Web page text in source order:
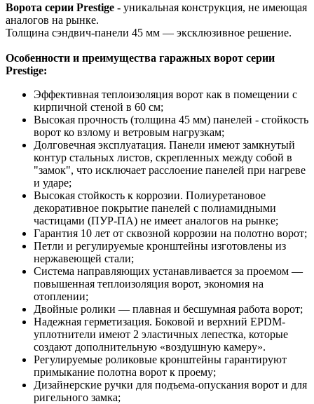
Ворота серии Prestige - уникальная конструкция, не имеющая
аналогов на рынке.
Толщина сэндвич-панели 45 мм — эксклюзивное решение.
Особенности и преимущества гаражных ворот серии
Prestige:
Эффективная теплоизоляция ворот как в помещении с
кирпичной стеной в 60 см;
Высокая прочность (толщина 45 мм) панелей - стойкость
ворот ко взлому и ветровым нагрузкам;
Долговечная эксплуатация. Панели имеют замкнутый
контур стальных листов, скрепленных между собой в
"замок", что исключает расслоение панелей при нагреве
и ударе;
Высокая стойкость к коррозии. Полиуретановое
декоративное покрытие панелей с полиамидными
частицами (ПУР-ПА) не имеет аналогов на рынке;
Гарантия 10 лет от сквозной коррозии на полотно ворот;
Петли и регулируемые кронштейны изготовлены из
нержавеющей стали;
Система направляющих устанавливается за проемом —
повышенная теплоизоляция ворот, экономия на
отоплении;
Двойные ролики — плавная и бесшумная работа ворот;
Надежная герметизация. Боковой и верхний EPDM-
уплотнители имеют 2 эластичных лепестка, которые
создают дополнительную «воздушную камеру».
Регулируемые роликовые кронштейны гарантируют
примыкание полотна ворот к проему;
Дизайнерские ручки для подъема-опускания ворот и для
ригельного замка;